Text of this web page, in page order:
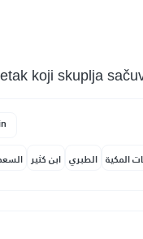
koji skuplja
ابن كثير الطبري المكية